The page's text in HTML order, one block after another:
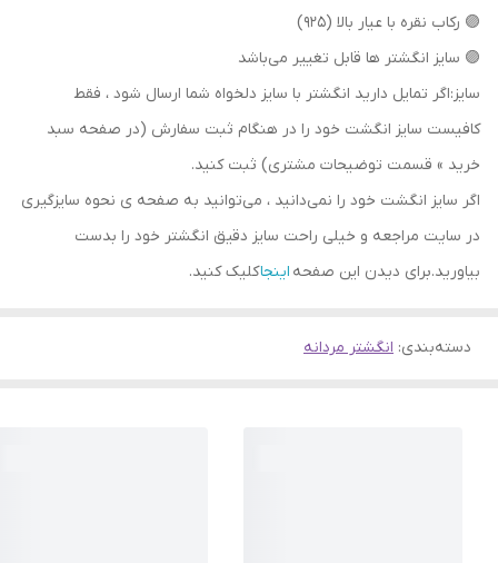
🟣 رکاب نقره با عیار بالا (۹۲۵)
🟣 سایز انگشتر ها قابل تغییر می‌باشد
سایز:اگر تمایل دارید انگشتر با سایز دلخواه شما ارسال شود ، فقط
کافیست سایز انگشت خود را در هنگام ثبت سفارش (در صفحه سبد
خرید » قسمت توضیحات مشتری) ثبت کنید.
اگر سایز انگشت خود را نمی‌دانید ، می‌توانید به صفحه ی نحوه سایزگیری
در سایت مراجعه و خیلی راحت سایز دقیق انگشتر خود را بدست
بیاورید.برای دیدن این صفحه اینجاکلیک کنید.
دسته‌بندی: انگشتر مردانه